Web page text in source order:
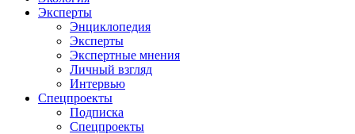
Эксперты
Энциклопедия
Эксперты
Экспертные мнения
Личный взгляд
Интервью
Спецпроекты
Подписка
Спецпроекты